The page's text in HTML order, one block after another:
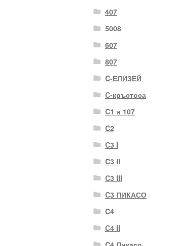
407
5008
607
807
C-ЕЛИЗЕЙ
C-кръстоса
C1 и 107
C2
C3 I
C3 II
C3 III
C3 ПИКАСО
C4
C4 II